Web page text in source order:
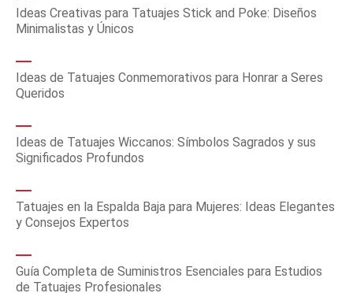
Ideas Creativas para Tatuajes Stick and Poke: Diseños
Minimalistas y Únicos
Ideas de Tatuajes Conmemorativos para Honrar a Seres
Queridos
Ideas de Tatuajes Wiccanos: Símbolos Sagrados y sus
Significados Profundos
Tatuajes en la Espalda Baja para Mujeres: Ideas Elegantes
y Consejos Expertos
Guía Completa de Suministros Esenciales para Estudios
de Tatuajes Profesionales